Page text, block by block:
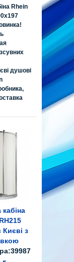
Rhein
душові
Києві з